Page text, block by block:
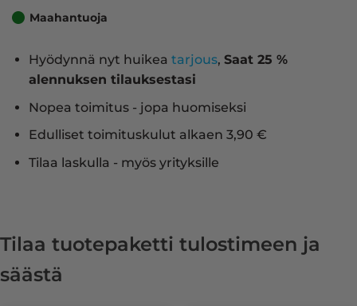
Maahantuoja
Hyödynnä nyt huikea tarjous, Saat 25 %
alennuksen tilauksestasi
Nopea toimitus - jopa huomiseksi
Edulliset toimituskulut alkaen 3,90 €
Tilaa laskulla - myös yrityksille
Tilaa tuotepaketti tulostimeen ja
säästä